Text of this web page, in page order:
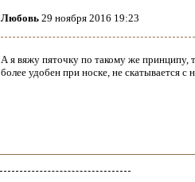
Любовь 29 ноября 2016 19:23
А я вяжу пяточку по такому же принципу,
более удобен при носке, не скатывается